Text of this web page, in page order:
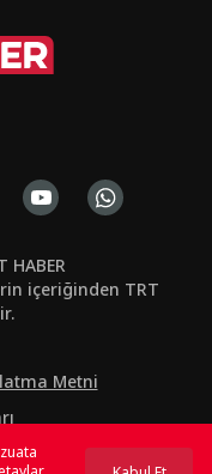
içeriğinden TRT
Metni